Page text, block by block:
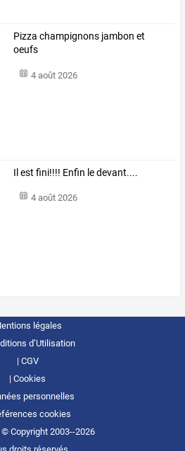
Pizza champignons jambon et
oeufs
4 août 2026
Il est fini!!!! Enfin le devant....
4 août 2026
légales
d’Utilisation
CGV
Cookies
personnelles
cookies
Copyright 2003--2026